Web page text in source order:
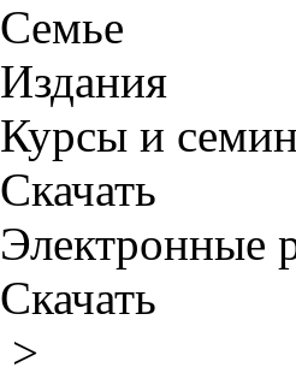
Семье
Издания
Курсы и
Скачать
Электронные
Скачать
>